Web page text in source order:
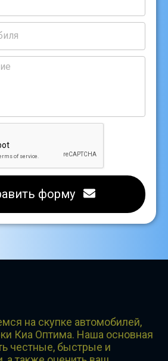
форму
на скупке автомобилей,
Киа Оптима. Наша основная
честные, быстрые и